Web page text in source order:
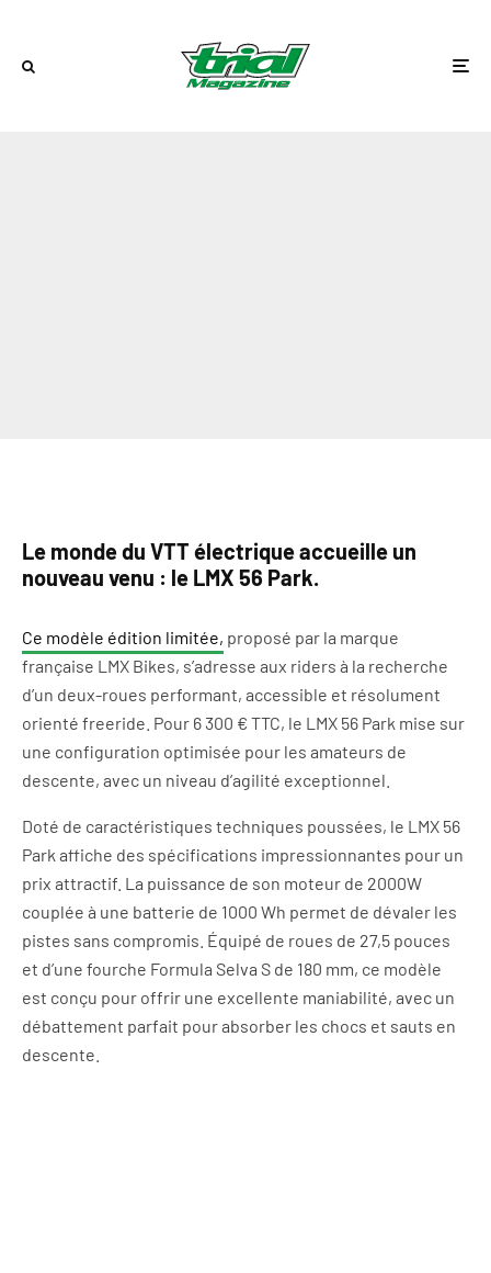
Le monde du VTT électrique accueille un
nouveau venu : le LMX 56 Park.
Ce modèle édition limitée, proposé par la marque
française LMX Bikes, s’adresse aux riders à la recherche
d’un deux-roues performant, accessible et résolument
orienté freeride. Pour 6 300 € TTC, le LMX 56 Park mise sur
une configuration optimisée pour les amateurs de
descente, avec un niveau d’agilité exceptionnel.
Doté de caractéristiques techniques poussées, le LMX 56
Park affiche des spécifications impressionnantes pour un
prix attractif. La puissance de son moteur de 2000W
couplée à une batterie de 1000 Wh permet de dévaler les
pistes sans compromis. Équipé de roues de 27,5 pouces
et d’une fourche Formula Selva S de 180 mm, ce modèle
est conçu pour offrir une excellente maniabilité, avec un
débattement parfait pour absorber les chocs et sauts en
descente.